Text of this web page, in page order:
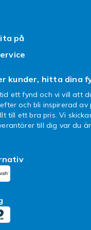
som koppar, azurblå
korall, champagne
det är så billigt
nagelglitter ,
– typer,
ett av nail artens
och kan
glitter blandas
ombre-applikation
Grovkornigt
på
kunder, hitta dina
ett fynd och vi vill att
och bli inspirerad av
till ett bra pris. Vi
till dig var du